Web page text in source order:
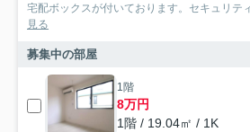
宅配ボックスが付いております。セキュリテ
見る
募集中の部屋
1階
8万円
1階 / 19.04㎡ / 1K